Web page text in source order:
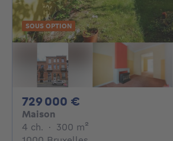
SOUS OPTION
729 000 €
Maison
4 ch. 4 chambres
· 300 m²